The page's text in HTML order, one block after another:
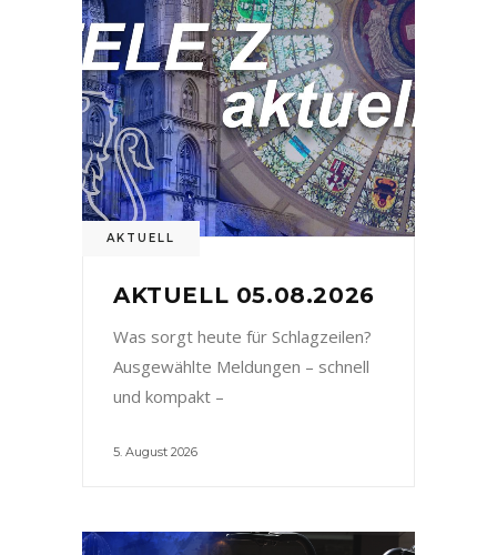
AKTUELL
AKTUELL 05.08.2026
Was sorgt heute für Schlagzeilen?
Ausgewählte Meldungen – schnell
und kompakt –
5. August 2026